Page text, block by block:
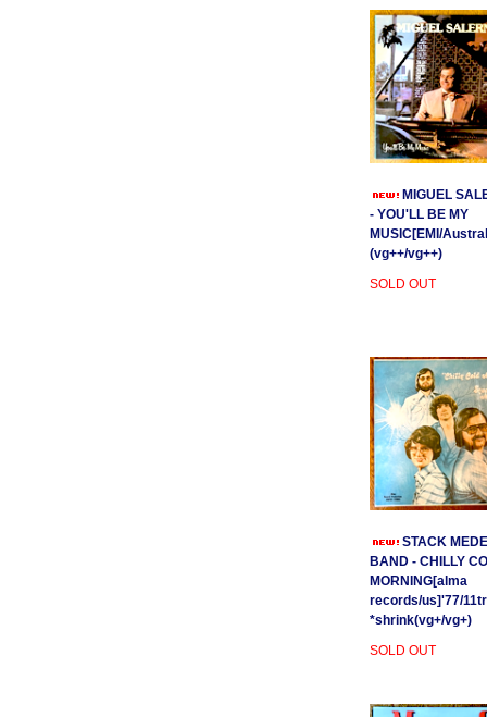
MIGUEL
- YOU'LL BE MY
MUSIC[EMI/
(vg++/vg++)
SOLD OUT
STACK
BAND - CHILLY
MORNING[alma
records/us]'77/
*shrink(vg+/vg+)
SOLD OUT